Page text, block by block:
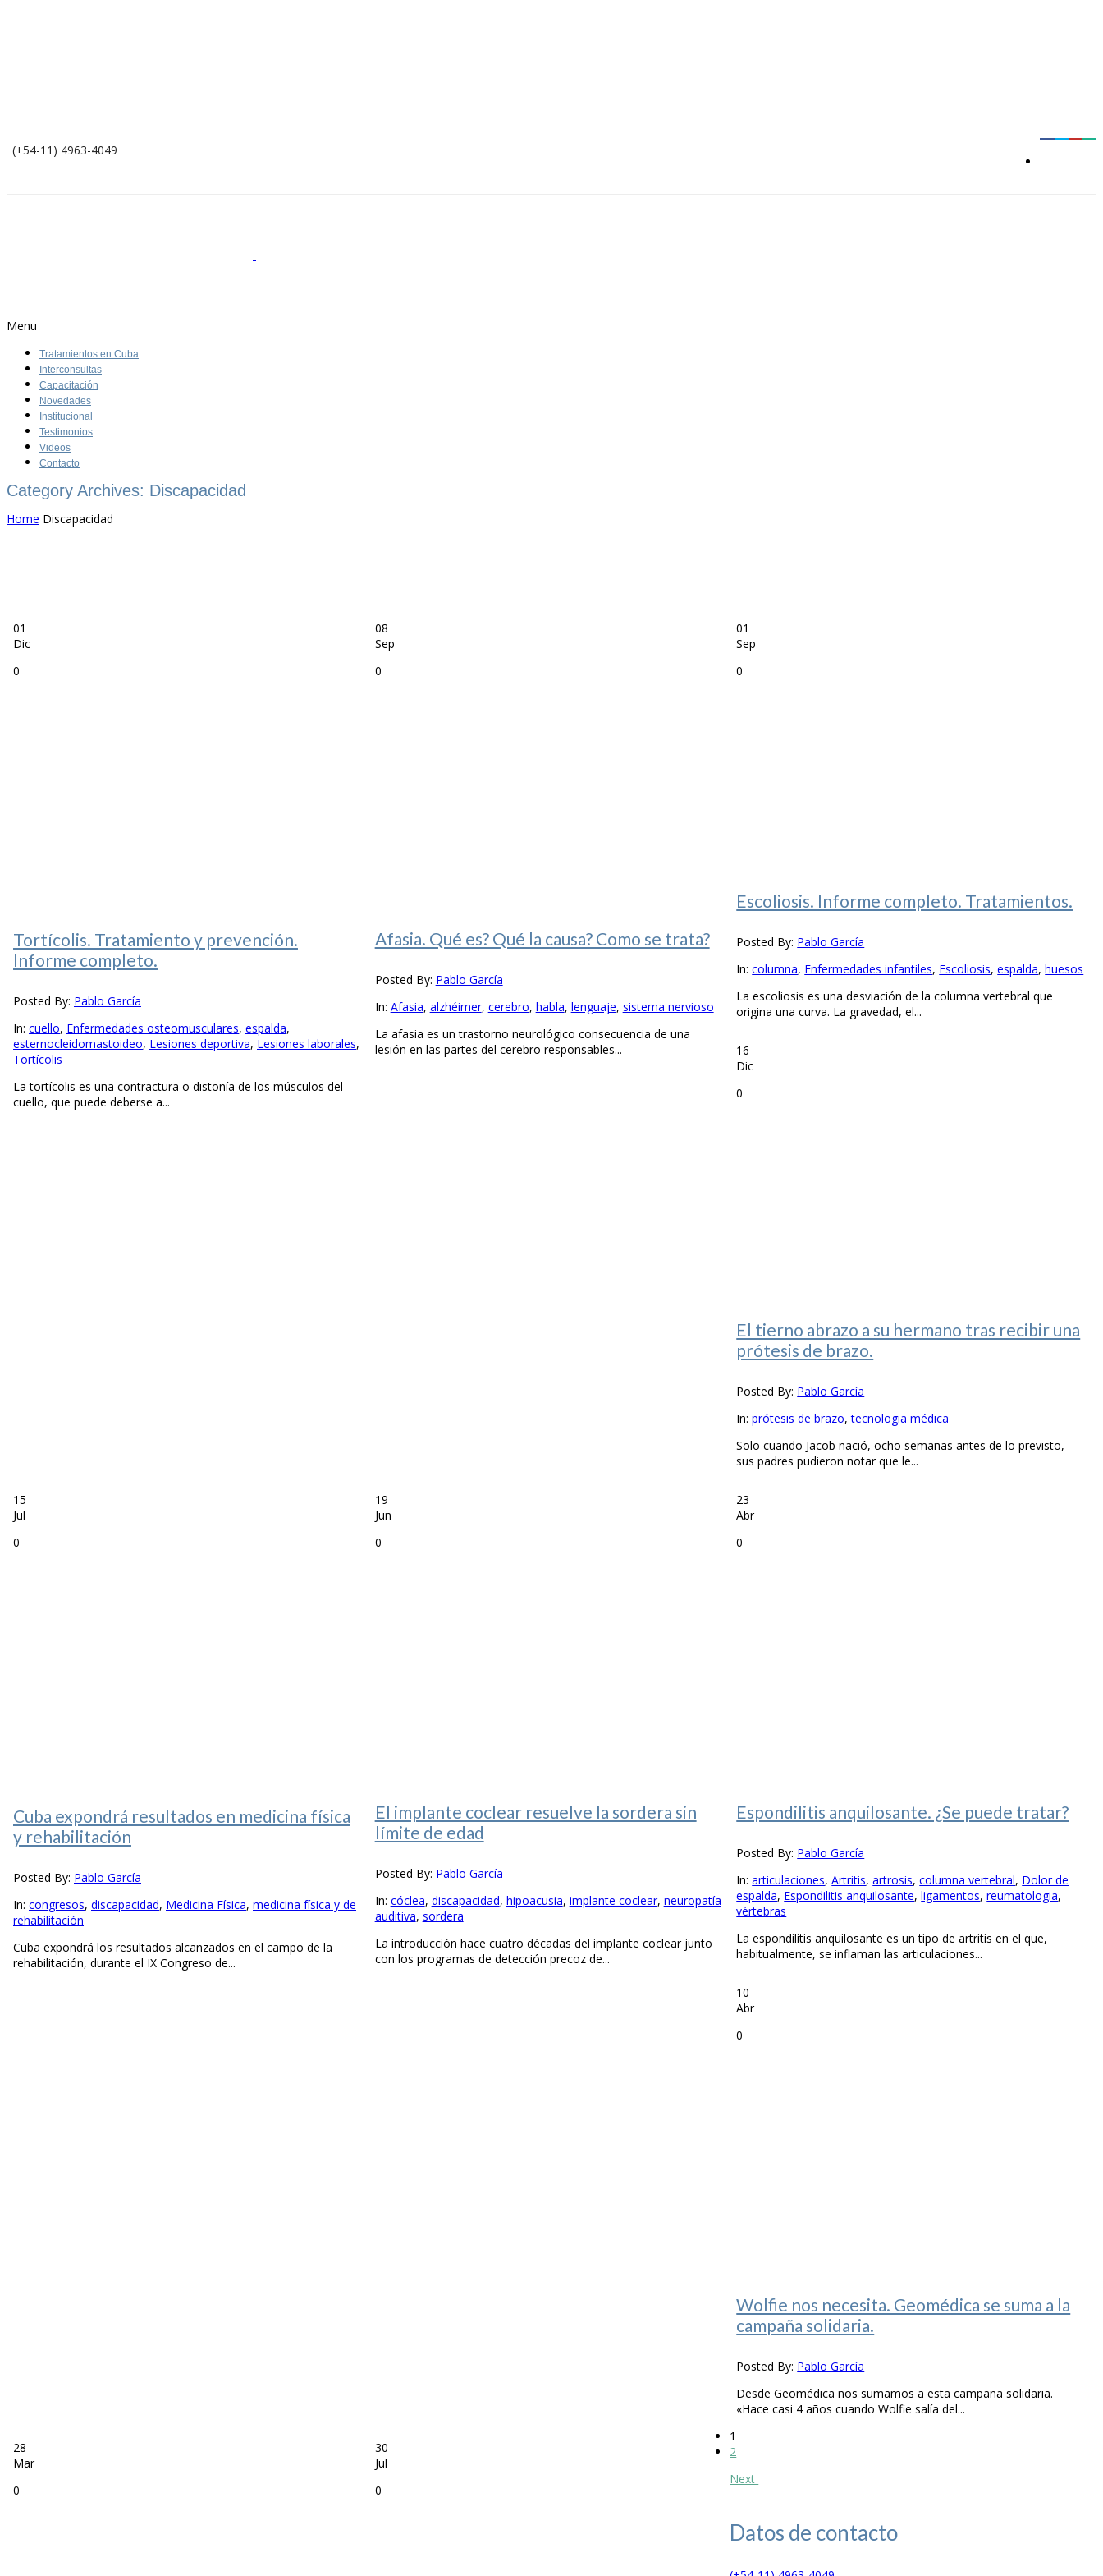
(+54-11) 4963-4049
Menu
Tratamientos en Cuba
Interconsultas
Capacitación
Novedades
Institucional
Testimonios
Videos
Contacto
Category Archives: Discapacidad
Home Discapacidad
01
Dic
0
Tortícolis. Tratamiento y prevención.
Informe completo.
Posted By: Pablo García
In: cuello, Enfermedades osteomusculares, espalda,
esternocleidomastoideo, Lesiones deportiva, Lesiones laborales,
Tortícolis
La tortícolis es una contractura o distonía de los músculos del
cuello, que puede deberse a...
08
Sep
0
Afasia. Qué es? Qué la causa? Como se trata?
Posted By: Pablo García
In: Afasia, alzhéimer, cerebro, habla, lenguaje, sistema nervioso
La afasia es un trastorno neurológico consecuencia de una
lesión en las partes del cerebro responsables...
01
Sep
0
Escoliosis. Informe completo. Tratamientos.
Posted By: Pablo García
In:columna, Enfermedades infantiles, Escoliosis,espalda,huesos
La escoliosis es una desviación de la columna vertebral que
origina una curva. La gravedad, el...
16
Dic
0
El tierno abrazo a su hermano tras recibir una
prótesis de brazo.
Posted By: Pablo García
In:prótesis de brazo,tecnologia médica
Solo cuando Jacob nació, ocho semanas antes de lo previsto,
sus padres pudieron notar que le...
15
Jul
0
Cuba expondrá resultados en medicina física
y rehabilitación
Posted By: Pablo García
In: congresos, discapacidad, Medicina Física, medicina física y de
rehabilitación
Cuba expondrá los resultados alcanzados en el campo de la
rehabilitación, durante el IX Congreso de...
19
Jun
0
El implante coclear resuelve la sordera sin
límite de edad
Posted By: Pablo García
In: cóclea, discapacidad, hipoacusia, implante coclear, neuropatía
auditiva, sordera
La introducción hace cuatro décadas del implante coclear junto
con los programas de detección precoz de...
23
Abr
0
Espondilitis anquilosante. ¿Se puede tratar?
Posted By: Pablo García
In:articulaciones,Artritis,artrosis,columna vertebral, Dolor de
espalda, Espondilitis anquilosante,ligamentos,reumatologia,
vértebras
La espondilitis anquilosante es un tipo de artritis en el que,
habitualmente, se inflaman las articulaciones...
10
Abr
0
Wolfie nos necesita. Geomédica se suma a la
campaña solidaria.
Posted By: Pablo García
Desde Geomédica nos sumamos a esta campaña solidaria.
«Hace casi 4 años cuando Wolfie salía del...
28
Mar
0
30
Jul
0
1
2
Next
Datos de contacto